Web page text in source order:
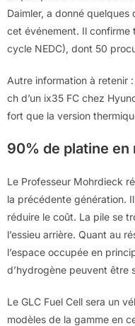
Daimler, a donné quelques
cet événement. Il confirme
cycle NEDC), dont 50
Autre information à retenir
ch d’un ix35 FC chez
fort que la version
90% de platine en
Le Professeur Mohrdieck
la précédente génération.
réduire le coût. La pile se
l’essieu arrière. Quant au
l’espace occupée en
d’hydrogène peuvent être
Le GLC Fuel Cell sera un
modèles de la gamme en